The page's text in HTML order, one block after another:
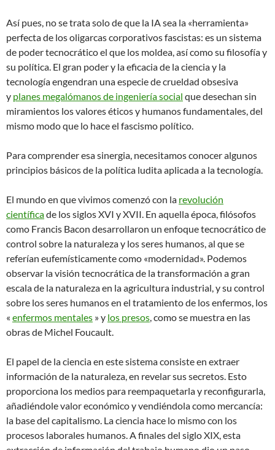
Así pues, no se trata solo de que la IA sea la «herramienta»
perfecta de los oligarcas corporativos fascistas: es un sistema
de poder tecnocrático el que los moldea, así como su filosofía y
su política. El gran poder y la eficacia de la ciencia y la
tecnología engendran una especie de crueldad obsesiva
y planes megalómanos de ingeniería social que desechan sin
miramientos los valores éticos y humanos fundamentales, del
mismo modo que lo hace el fascismo político.
Para comprender esa sinergia, necesitamos conocer algunos
principios básicos de la política ludita aplicada a la tecnología.
El mundo en que vivimos comenzó con la revolución
científicade los siglos XVI y XVII. En aquella época, filósofos
como Francis Bacon desarrollaron un enfoque tecnocrático de
control sobre la naturaleza y los seres humanos, al que se
referían eufemísticamente como «modernidad». Podemos
observar la visión tecnocrática de la transformación a gran
escala de la naturaleza en la agricultura industrial, y su control
sobre los seres humanos en el tratamiento de los enfermos, los
« enfermos mentales » y los presos, como se muestra en las
obras de Michel Foucault.
El papel de la ciencia en este sistema consiste en extraer
información de la naturaleza, en revelar sus secretos. Esto
proporciona los medios para reempaquetarla y reconfigurarla,
añadiéndole valor económico y vendiéndola como mercancía:
la base del capitalismo. La ciencia hace lo mismo con los
procesos laborales humanos. A finales del siglo XIX, esta